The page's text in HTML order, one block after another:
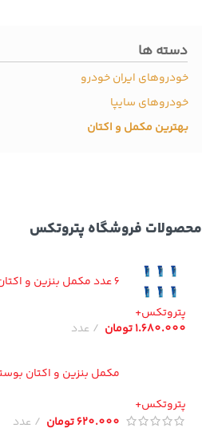
فروشگاه پتروتکس
تومان عدد
620.000تومان عدد
ها
ایران خودرو
سایپا
مکمل و اکتان